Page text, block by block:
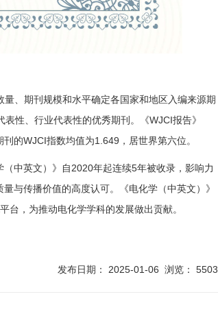
、期刊规模和水平确定各国家和地区入编来源期
性、行业代表性的优秀期刊。《WJCI报告》
的WJCI指数均值为1.649，居世界第六位。
（中英文）》自2020年起连续5年被收录，影响力
与传播价值的高度认可。《电化学（中英文）》
台，为推动电化学学科的发展做出贡献。
发布日期： 2025-01-06 浏览： 5503